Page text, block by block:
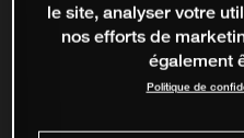
le site, analyser votre
nos efforts de
également
Politique de